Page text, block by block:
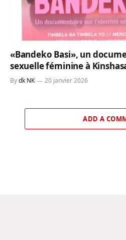
«Bandeko Basi», un
sexuelle féminine à
Bydk NK 20 janvier 2026
ADD A